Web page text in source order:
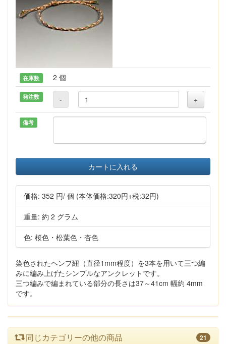
在庫数 2 個
発注数 - +
備考
カートに入れる
価格: 352 円/ 個 (本体価格:320円+税:32円)
重量: 約 2 グラム
色: 桜色・松葉色・杏色
染色されたヘンプ紐（直径1mm程度）を3本を用いて三つ編
みに編み上げたシンプルなアンクレットです。
三つ編みで編まれている部分の長さは37～41cm 幅約 4mm
です。
同じカテゴリーの他の商品 21